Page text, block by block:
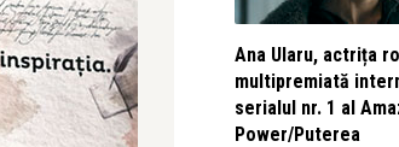
Ana Ularu, actrița
multipremiată
serialul nr. 1 al
Power/Puterea